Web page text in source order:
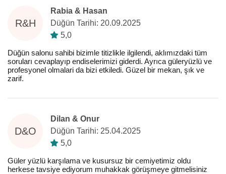
R&H
Rabia & Hasan
Düğün Tarihi: 20.09.2025
5,0
Düğün salonu sahibi bizimle titizlikle ilgilendi, aklımızdaki tüm
soruları cevaplayıp endiselerimizi giderdi. Ayrıca güleryüzlü ve
profesyonel olmalari da bizi etkiledi. Güzel bir mekan, şık ve
zarif.
D&O
Dilan & Onur
Düğün Tarihi: 25.04.2025
5,0
Güler yüzlü karşılama ve kusursuz bir cemiyetimiz oldu
herkese tavsiye ediyorum muhakkak görüşmeye gitmelisiniz